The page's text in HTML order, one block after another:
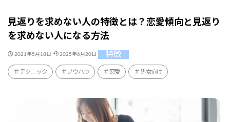
見返りを求めない人の特徴とは？恋愛傾向と見返り
を求めない人になる方法
2021年5月18日 2025年6月20日 特徴
テクニック ノウハウ 恋愛 男女向け